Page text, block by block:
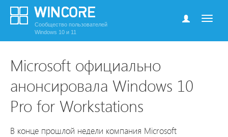
Сообщество пользователей
Windows 10 и 11
Microsoft официально
анонсировала Windows 10
Pro for Workstations
В конце прошлой недели компания Microsoft